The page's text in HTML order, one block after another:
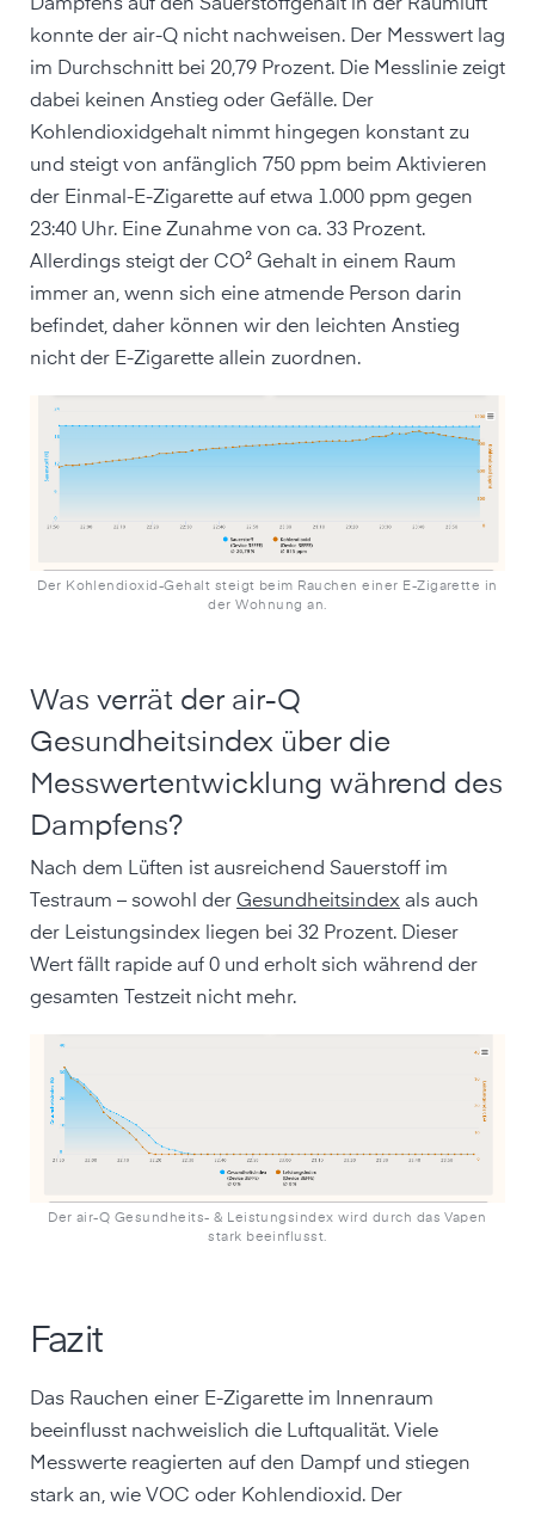
Dampfens auf den Sauerstoffgehalt in der Raumluft
konnte der air-Q nicht nachweisen. Der Messwert lag
im Durchschnitt bei 20,79 Prozent. Die Messlinie zeigt
dabei keinen Anstieg oder Gefälle. Der
Kohlendioxidgehalt nimmt hingegen konstant zu
und steigt von anfänglich 750 ppm beim Aktivieren
der Einmal-E-Zigarette auf etwa 1.000 ppm gegen
23:40 Uhr. Eine Zunahme von ca. 33 Prozent.
Allerdings steigt der CO² Gehalt in einem Raum
immer an, wenn sich eine atmende Person darin
befindet, daher können wir den leichten Anstieg
nicht der E-Zigarette allein zuordnen.
Der Kohlendioxid-Gehalt steigt beim Rauchen einer E-Zigarette in
der Wohnung an.
Was verrät der air-Q
Gesundheitsindex über die
Messwertentwicklung während des
Dampfens?
Nach dem Lüften ist ausreichend Sauerstoff im
Testraum – sowohl der Gesundheitsindex als auch
der Leistungsindex liegen bei 32 Prozent. Dieser
Wert fällt rapide auf 0 und erholt sich während der
gesamten Testzeit nicht mehr.
Der air-Q Gesundheits- & Leistungsindex wird durch das Vapen
stark beeinflusst.
Fazit
Das Rauchen einer E-Zigarette im Innenraum
beeinflusst nachweislich die Luftqualität. Viele
Messwerte reagierten auf den Dampf und stiegen
stark an, wie VOC oder Kohlendioxid. Der